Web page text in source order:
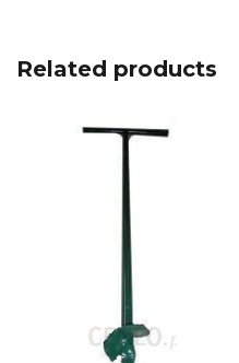
Related products